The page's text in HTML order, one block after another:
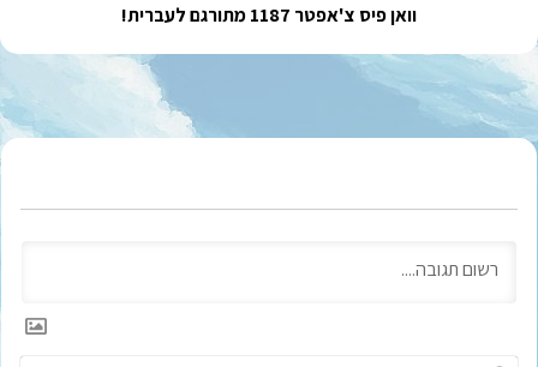
וואן פיס צ'אפטר 1187 מתורגם לעברית!